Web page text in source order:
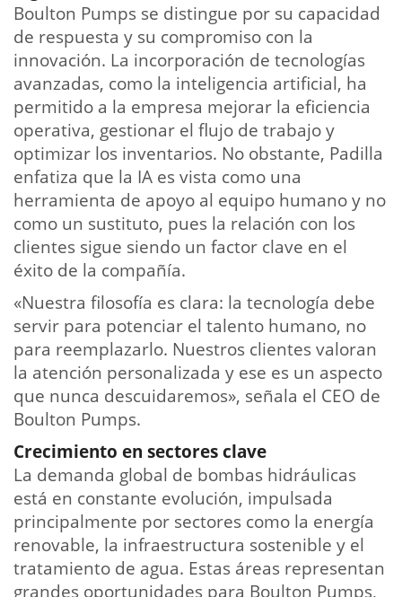
Boulton Pumps se distingue por su capacidad
de respuesta y su compromiso con la
innovación. La incorporación de tecnologías
avanzadas, como la inteligencia artificial, ha
permitido a la empresa mejorar la eficiencia
operativa, gestionar el flujo de trabajo y
optimizar los inventarios. No obstante, Padilla
enfatiza que la IA es vista como una
herramienta de apoyo al equipo humano y no
como un sustituto, pues la relación con los
clientes sigue siendo un factor clave en el
éxito de la compañía.
«Nuestra filosofía es clara: la tecnología debe
servir para potenciar el talento humano, no
para reemplazarlo. Nuestros clientes valoran
la atención personalizada y ese es un aspecto
que nunca descuidaremos», señala el CEO de
Boulton Pumps.
Crecimiento en sectores clave
La demanda global de bombas hidráulicas
está en constante evolución, impulsada
principalmente por sectores como la energía
renovable, la infraestructura sostenible y el
tratamiento de agua. Estas áreas representan
grandes oportunidades para Boulton Pumps,